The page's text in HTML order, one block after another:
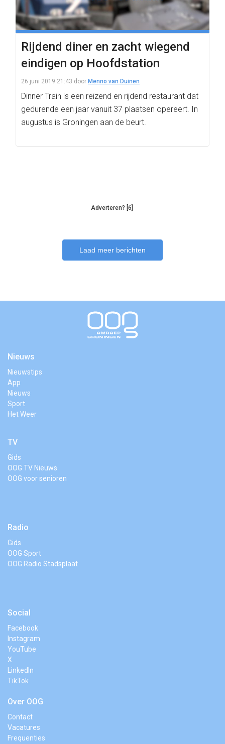
Rijdend diner en zacht wiegend
eindigen op Hoofdstation
26 juni 2019 21:43 door Menno van Duinen
Dinner Train is een reizend en rijdend restaurant dat
gedurende een jaar vanuit 37 plaatsen opereert. In
augustus is Groningen aan de beurt.
Adverteren? [6]
Laad meer berichten
Nieuws
Nieuwstips
App
Nieuws
Sport
Het Weer
TV
Gids
OOG TV Nieuws
OOG voor senioren
Radio
Gids
OOG Sport
OOG Radio Stadsplaat
Social
Facebook
Instagram
YouTube
X
LinkedIn
TikTok
Over OOG
Contact
Vacatures
Frequenties